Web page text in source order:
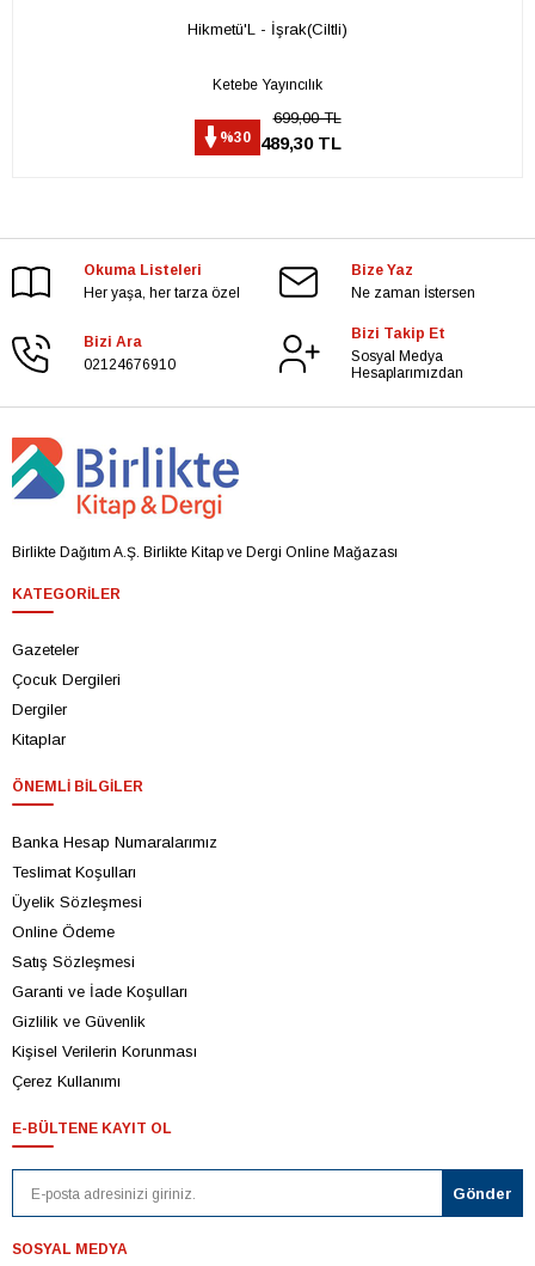
Hikmetü'L - İşrak(Ciltli)
Ketebe Yayıncılık
%30
699,00 TL
489,30 TL
Okuma Listeleri
Her yaşa, her tarza özel
Bize Yaz
Ne zaman İstersen
Bizi Ara
02124676910
Bizi Takip Et
Sosyal Medya
Hesaplarımızdan
Birlikte Dağıtım A.Ş. Birlikte Kitap ve Dergi Online Mağazası
KATEGORILER
Gazeteler
Çocuk Dergileri
Dergiler
Kitaplar
ÖNEMLI BILGILER
Banka Hesap Numaralarımız
Teslimat Koşulları
Üyelik Sözleşmesi
Online Ödeme
Satış Sözleşmesi
Garanti ve İade Koşulları
Gizlilik ve Güvenlik
Kişisel Verilerin Korunması
Çerez Kullanımı
E-BÜLTENE KAYIT OL
SOSYAL MEDYA